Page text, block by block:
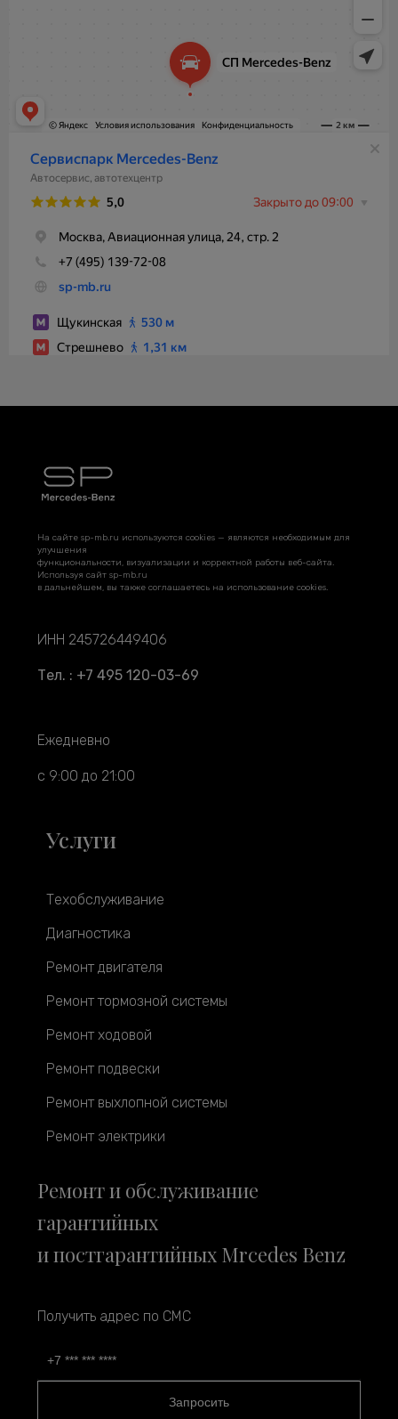
На сайте sp-mb.ru используются cookies — являются необходимым для
улучшения
функциональности, визуализации и корректной работы веб-сайта.
Используя сайт sp-mb.ru
в дальнейшем, вы также соглашаетесь на использование cookies.
ИНН 245726449406
Тел. : +7 495 120-03-69
Ежедневно
с 9:00 до 21:00
Услуги
Техобслуживание
Диагностика
Ремонт двигателя
Ремонт тормозной системы
Ремонт ходовой
Ремонт подвески
Ремонт выхлопной системы
Ремонт электрики
Ремонт и обслуживание
гарантийных
и постгарантийных Mrcedes Benz
Получить адрес по СМС
Запросить